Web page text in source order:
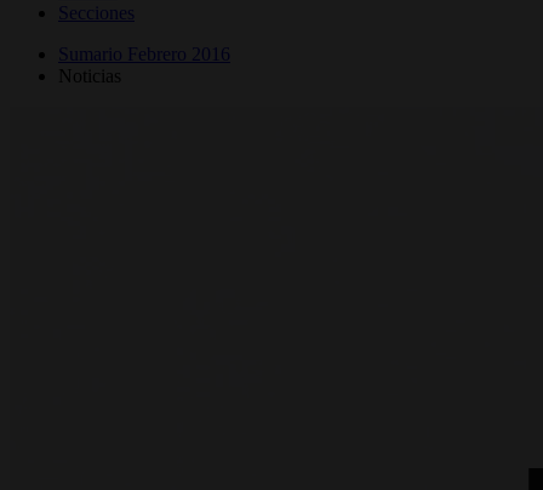
Secciones
Sumario Febrero 2016
Noticias